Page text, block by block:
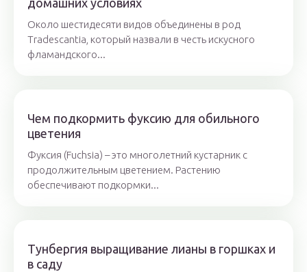
домашних условиях
Около шестидесяти видов объединены в род
Tradescantia, который назвали в честь искусного
фламандского...
Чем подкормить фуксию для обильного
цветения
Фуксия (Fuchsia) – это многолетний кустарник с
продолжительным цветением. Растению
обеспечивают подкормки...
Тунбергия выращивание лианы в горшках и
в саду